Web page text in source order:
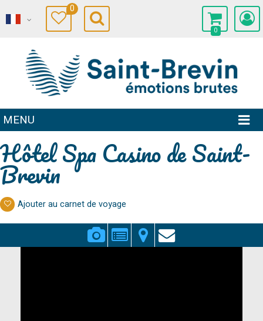
0
0
MENU
Hôtel Spa Casino de Saint-
Brevin
Ajouter au carnet de voyage